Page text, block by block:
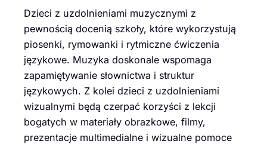
Dzieci z uzdolnieniami muzycznymi z
pewnością docenią szkoły, które wykorzystują
piosenki, rymowanki i rytmiczne ćwiczenia
językowe. Muzyka doskonale wspomaga
zapamiętywanie słownictwa i struktur
językowych. Z kolei dzieci z uzdolnieniami
wizualnymi będą czerpać korzyści z lekcji
bogatych w materiały obrazkowe, filmy,
prezentacje multimedialne i wizualne pomoce